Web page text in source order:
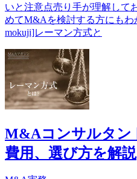
いと注意点売り手が理解して
めてM&Aを検討する方にもわ
mokuji]レーマン方式と
M&Aコンサルタン
費用、選び方を解説